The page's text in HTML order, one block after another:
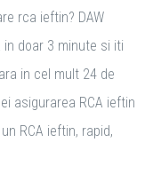
rca ieftin? DAW
in doar 3 minute si iti
in cel mult 24 de
asigurarea RCA ieftin
RCA ieftin, rapid,